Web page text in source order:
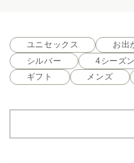
ユニセックス お出
シルバー
4シーズ
ギフト
メンズ